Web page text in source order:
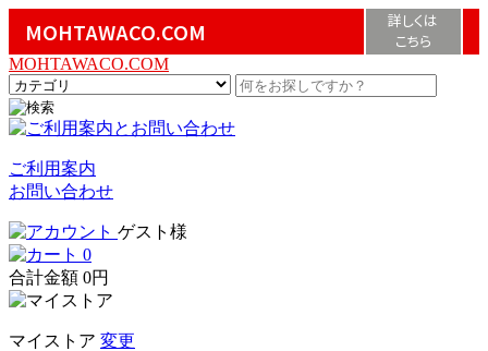
MOHTAWACO.COM
詳しくは
こちら
MOHTAWACO.COM
ご利用案内
お問い合わせ
ゲスト様
0
合計金額 0円
マイストア 変更